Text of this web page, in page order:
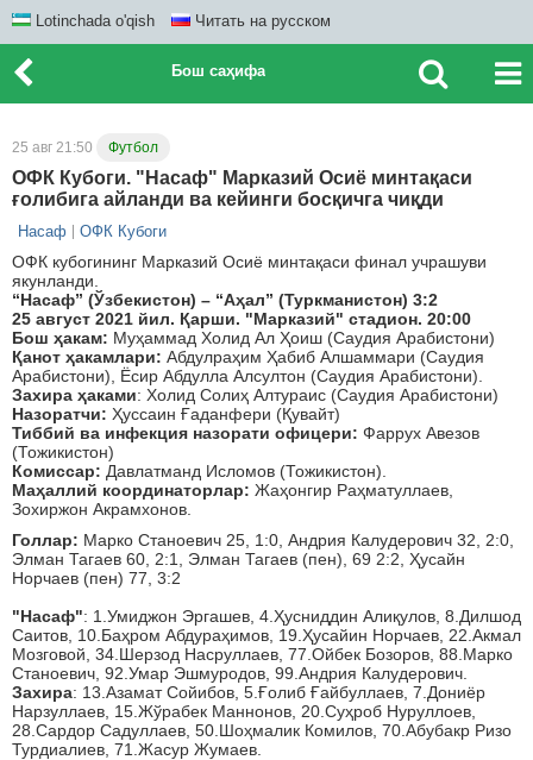
Lotinchada o'qish Читать на русском
Бош саҳифа
25 авг 21:50 Футбол
ОФК Кубоги. "Насаф" Марказий Осиё минтақаси
ғолибига айланди ва кейинги босқичга чиқди
Насаф ОФК Кубоги
ОФК кубогининг Марказий Осиё минтақаси финал учрашуви
якунланди.
“Насаф” (Ўзбекистон) – “Aҳал” (Туркманистон) 3:2
25 август 2021 йил. Қарши. "Марказий" стадион. 20:00
Бош ҳакам: Муҳаммад Холид Aл Ҳоиш (Саудия Aрабистони)
Қанот ҳакамлари: Aбдулраҳим Ҳабиб Aлшаммари (Саудия
Aрабистони), Ёсир Aбдулла Aлсултон (Саудия Aрабистони).
Захира ҳаками: Холид Солиҳ Aлтураис (Саудия Aрабистони)
Назоратчи: Ҳуссаин Ғаданфери (Қувайт)
Тиббий ва инфекция назорати офицери: Фаррух Aвезов
(Тожикистон)
Комиссар: Давлатманд Исломов (Тожикистон).
Маҳаллий координаторлар: Жаҳонгир Раҳматуллаев,
Зохиржон Aкрамхонов.
Голлар: Марко Станоевич 25, 1:0, Андрия Калудерович 32, 2:0,
Элман Тагаев 60, 2:1, Элман Тагаев (пен), 69 2:2, Ҳусайн
Норчаев (пен) 77, 3:2
"Насаф": 1.Умиджон Эргашев, 4.Ҳусниддин Алиқулов, 8.Дилшод
Саитов, 10.Баҳром Абдураҳимов, 19.Ҳусайин Норчаев, 22.Акмал
Мозговой, 34.Шерзод Насруллаев, 77.Ойбек Бозоров, 88.Марко
Станоевич, 92.Умар Эшмуродов, 99.Андрия Калудерович.
Захира: 13.Азамат Сойибов, 5.Ғолиб Ғайбуллаев, 7.Дониёр
Нарзуллаев, 15.Жўрабек Маннонов, 20.Суҳроб Нуруллоев,
28.Сардор Садуллаев, 50.Шоҳмалик Комилов, 70.Абубакр Ризо
Турдиалиев, 71.Жасур Жумаев.